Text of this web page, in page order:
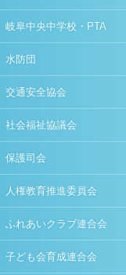
岐阜中央中学校・PTA
水防団
交通安全協会
社会福祉協議会
保護司会
人権教育推進委員会
ふれあいクラブ連合会
子ども会育成連合会